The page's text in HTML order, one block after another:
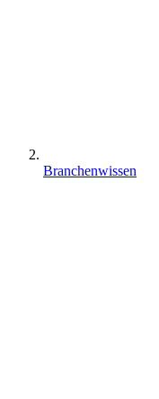
Branchenwissen